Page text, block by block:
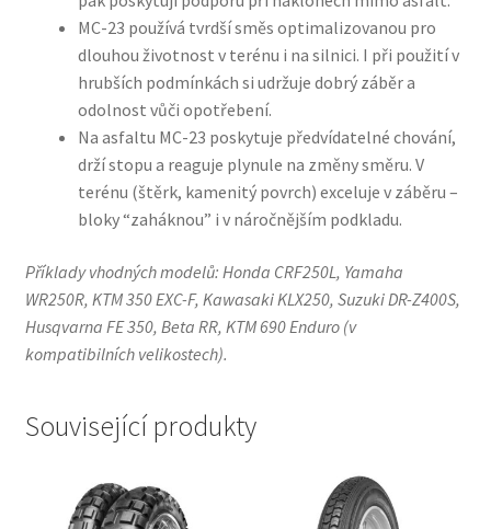
MC-23 používá tvrdší směs optimalizovanou pro
dlouhou životnost v terénu i na silnici. I při použití v
hrubších podmínkách si udržuje dobrý záběr a
odolnost vůči opotřebení.
Na asfaltu MC-23 poskytuje předvídatelné chování,
drží stopu a reaguje plynule na změny směru. V
terénu (štěrk, kamenitý povrch) exceluje v záběru –
bloky “zaháknou” i v náročnějším podkladu.
Příklady vhodných modelů: Honda CRF250L, Yamaha
WR250R, KTM 350 EXC-F, Kawasaki KLX250, Suzuki DR-Z400S,
Husqvarna FE 350, Beta RR, KTM 690 Enduro (v
kompatibilních velikostech).
Související produkty